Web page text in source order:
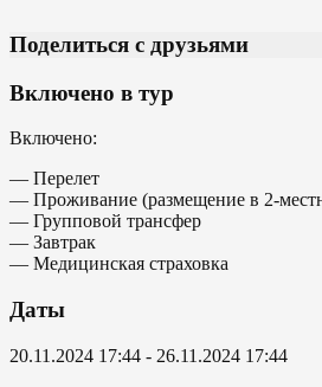
Поделиться с друзьями
Включено в тур
Включено:
— Перелет
— Проживание (размещение в 2-
— Групповой трансфер
— Завтрак
— Медицинская страховка
Даты
20.11.2024 17:44 - 26.11.2024 17:44